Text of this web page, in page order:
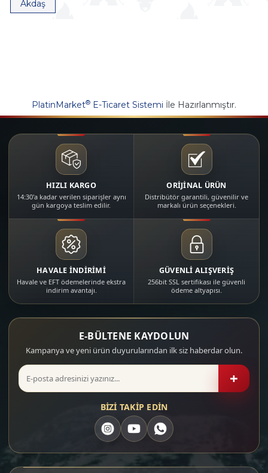
Akdaş
PlatinMarket® E-Ticaret Sistemi İle Hazırlanmıştır.
HIZLI KARGO
14:30'a kadar verilen siparişler aynı
gün kargoya teslim edilir.
ORİJİNAL ÜRÜN
Distribütör garantili, güvenilir ve
markalı ürün seçenekleri.
HAVALE İNDİRİMİ
Havale ve EFT ödemelerinde ekstra
indirim avantajı.
GÜVENLİ ALIŞVERİŞ
256bit SSL sertifikası ile güvenli
ödeme altyapısı.
E-BÜLTENE KAYDOLUN
Kampanya ve yeni ürün duyurularından ilk siz haberdar olun.
+
BİZİ TAKİP EDİN